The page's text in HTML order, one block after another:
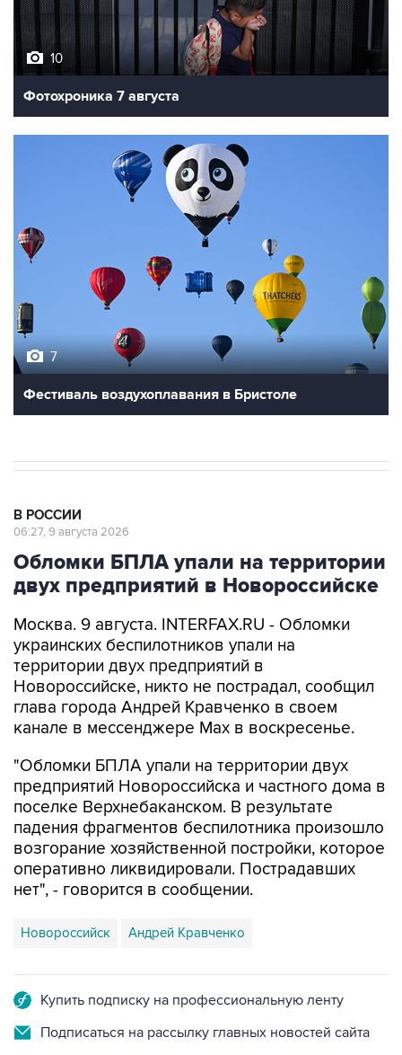
10
Фотохроника 7 августа
7
Фестиваль воздухоплавания в Бристоле
В РОССИИ
06:27, 9 августа 2026
Обломки БПЛА упали на территории
двух предприятий в Новороссийске
Москва. 9 августа. INTERFAX.RU - Обломки
украинских беспилотников упали на
территории двух предприятий в
Новороссийске, никто не пострадал, сообщил
глава города Андрей Кравченко в своем
канале в мессенджере Max в воскресенье.
"Обломки БПЛА упали на территории двух
предприятий Новороссийска и частного дома в
поселке Верхнебаканском. В результате
падения фрагментов беспилотника произошло
возгорание хозяйственной постройки, которое
оперативно ликвидировали. Пострадавших
нет", - говорится в сообщении.
Новороссийск Андрей Кравченко
Купить подписку на профессиональную ленту
Подписаться на рассылку главных новостей сайта